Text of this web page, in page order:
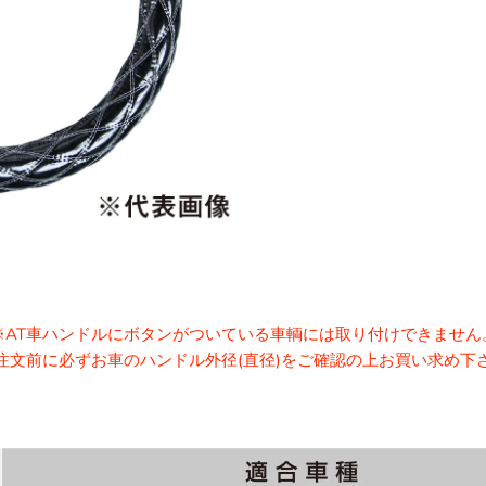
車ハンドルにボタンがついている車輌には取り付けできません。
前に必ずお車のハンドル外径(直径)をご確認の上お買い求め下さ